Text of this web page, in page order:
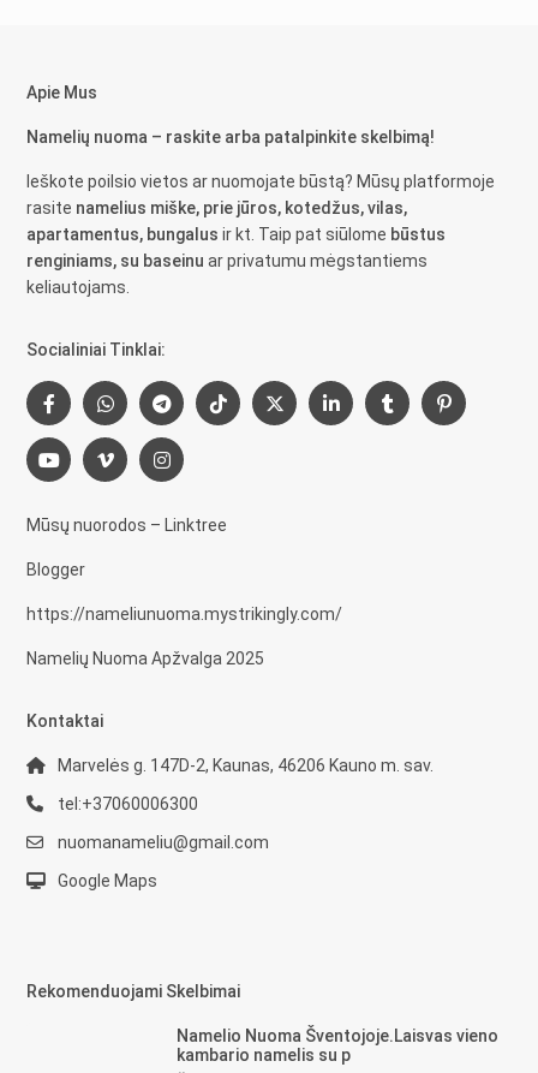
Apie Mus
Namelių nuoma – raskite arba patalpinkite skelbimą!
Ieškote poilsio vietos ar nuomojate būstą? Mūsų platformoje
rasite namelius miške, prie jūros, kotedžus, vilas,
apartamentus, bungalus ir kt. Taip pat siūlome būstus
renginiams, su baseinu ar privatumu mėgstantiems
keliautojams.
Socialiniai Tinklai:
Mūsų nuorodos – Linktree
Blogger
https://nameliunuoma.mystrikingly.com/
Namelių Nuoma Apžvalga 2025
Kontaktai
Marvelės g. 147D-2, Kaunas, 46206 Kauno m. sav.
tel:+37060006300
nuomanameliu@gmail.com
Google Maps
Rekomenduojami Skelbimai
Namelio Nuoma Šventojoje.Laisvas vieno
kambario namelis su p